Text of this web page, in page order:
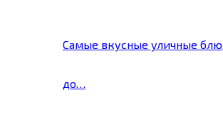
Самые вкусные уличные
до…